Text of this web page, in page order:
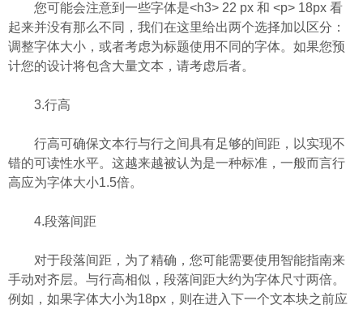
您可能会注意到一些字体是<h3> 22 px 和 <p> 18px 看
起来并没有那么不同，我们在这里给出两个选择加以区分：
调整字体大小，或者考虑为标题使用不同的字体。如果您预
计您的设计将包含大量文本，请考虑后者。
3.行高
行高可确保文本行与行之间具有足够的间距，以实现不
错的可读性水平。这越来越被认为是一种标准，一般而言行
高应为字体大小1.5倍。
4.段落间距
对于段落间距，为了精确，您可能需要使用智能指南来
手动对齐层。与行高相似，段落间距大约为字体尺寸两倍。
例如，如果字体大小为18px，则在进入下一个文本块之前应